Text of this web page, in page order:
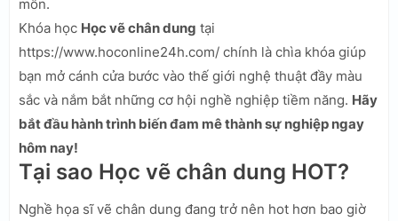
môn.
Khóa học Học vẽ chân dung tại
https://www.hoconline24h.com/ chính là chìa khóa giúp
bạn mở cánh cửa bước vào thế giới nghệ thuật đầy màu
sắc và nắm bắt những cơ hội nghề nghiệp tiềm năng. Hãy
bắt đầu hành trình biến đam mê thành sự nghiệp ngay
hôm nay!
Tại sao Học vẽ chân dung HOT?
Nghề họa sĩ vẽ chân dung đang trở nên hot hơn bao giờ